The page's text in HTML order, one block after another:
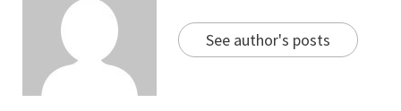
See author's posts